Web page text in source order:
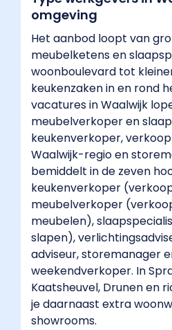
omgeving
Het aanbod loopt van
meubelketens en
woonboulevard tot
keukenzaken in en rond
vacatures in Waalwijk
meubelverkoper en
keukenverkoper,
Waalwijk-regio en
bemiddelt in de zeven
keukenverkoper
meubelverkoper
meubelen),
slapen),
adviseur, storemanager
weekendverkoper. In
Kaatsheuvel, Drunen en
je daarnaast extra
showrooms.